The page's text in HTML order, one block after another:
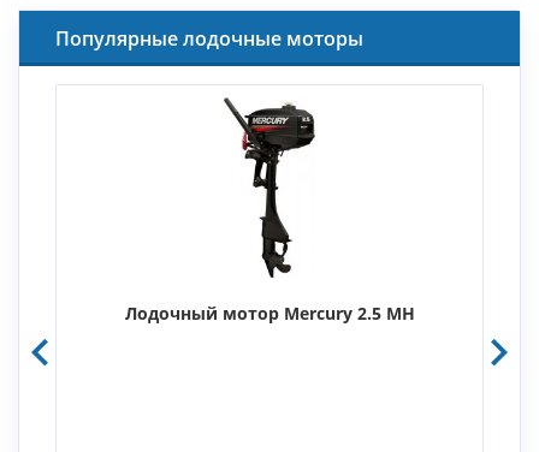
Популярные лодочные моторы
Лодочный мотор Mercury 2.5 MH